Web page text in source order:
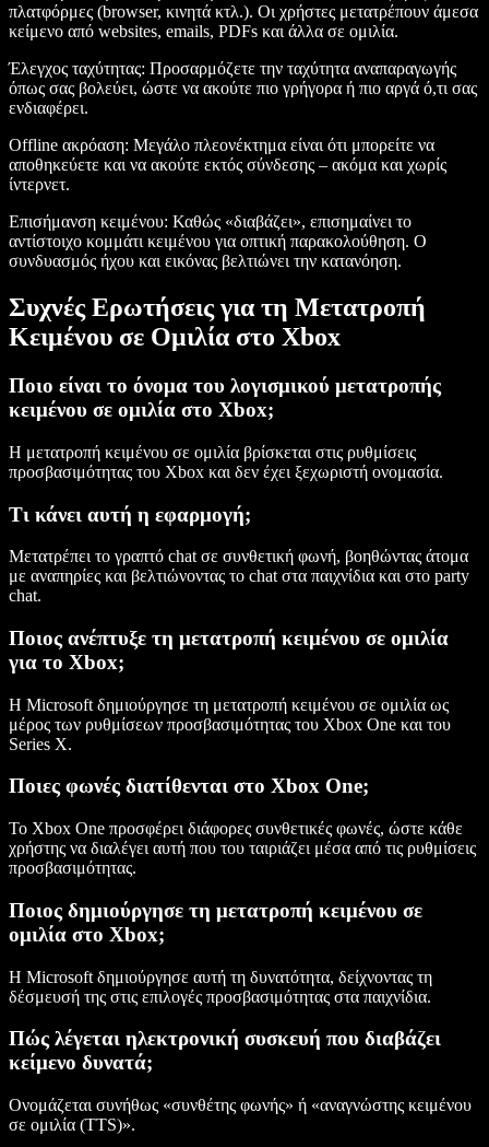
πλατφόρμες (browser, κινητά κτλ.). Οι χρήστες μετατρέπουν άμεσα
κείμενο από websites, emails, PDFs και άλλα σε ομιλία.
Έλεγχος ταχύτητας: Προσαρμόζετε την ταχύτητα αναπαραγωγής
όπως σας βολεύει, ώστε να ακούτε πιο γρήγορα ή πιο αργά ό,τι σας
ενδιαφέρει.
Offline ακρόαση: Μεγάλο πλεονέκτημα είναι ότι μπορείτε να
αποθηκεύετε και να ακούτε εκτός σύνδεσης – ακόμα και χωρίς
ίντερνετ.
Επισήμανση κειμένου: Καθώς «διαβάζει», επισημαίνει το
αντίστοιχο κομμάτι κειμένου για οπτική παρακολούθηση. Ο
συνδυασμός ήχου και εικόνας βελτιώνει την κατανόηση.
Συχνές Ερωτήσεις για τη Μετατροπή
Κειμένου σε Ομιλία στο Xbox
Ποιο είναι το όνομα του λογισμικού μετατροπής
κειμένου σε ομιλία στο Xbox;
Η μετατροπή κειμένου σε ομιλία βρίσκεται στις ρυθμίσεις
προσβασιμότητας του Xbox και δεν έχει ξεχωριστή ονομασία.
Τι κάνει αυτή η εφαρμογή;
Μετατρέπει το γραπτό chat σε συνθετική φωνή, βοηθώντας άτομα
με αναπηρίες και βελτιώνοντας το chat στα παιχνίδια και στο party
chat.
Ποιος ανέπτυξε τη μετατροπή κειμένου σε ομιλία
για το Xbox;
Η Microsoft δημιούργησε τη μετατροπή κειμένου σε ομιλία ως
μέρος των ρυθμίσεων προσβασιμότητας του Xbox One και του
Series X.
Ποιες φωνές διατίθενται στο Xbox One;
Το Xbox One προσφέρει διάφορες συνθετικές φωνές, ώστε κάθε
χρήστης να διαλέγει αυτή που του ταιριάζει μέσα από τις ρυθμίσεις
προσβασιμότητας.
Ποιος δημιούργησε τη μετατροπή κειμένου σε
ομιλία στο Xbox;
Η Microsoft δημιούργησε αυτή τη δυνατότητα, δείχνοντας τη
δέσμευσή της στις επιλογές προσβασιμότητας στα παιχνίδια.
Πώς λέγεται ηλεκτρονική συσκευή που διαβάζει
κείμενο δυνατά;
Ονομάζεται συνήθως «συνθέτης φωνής» ή «αναγνώστης κειμένου
σε ομιλία (TTS)».